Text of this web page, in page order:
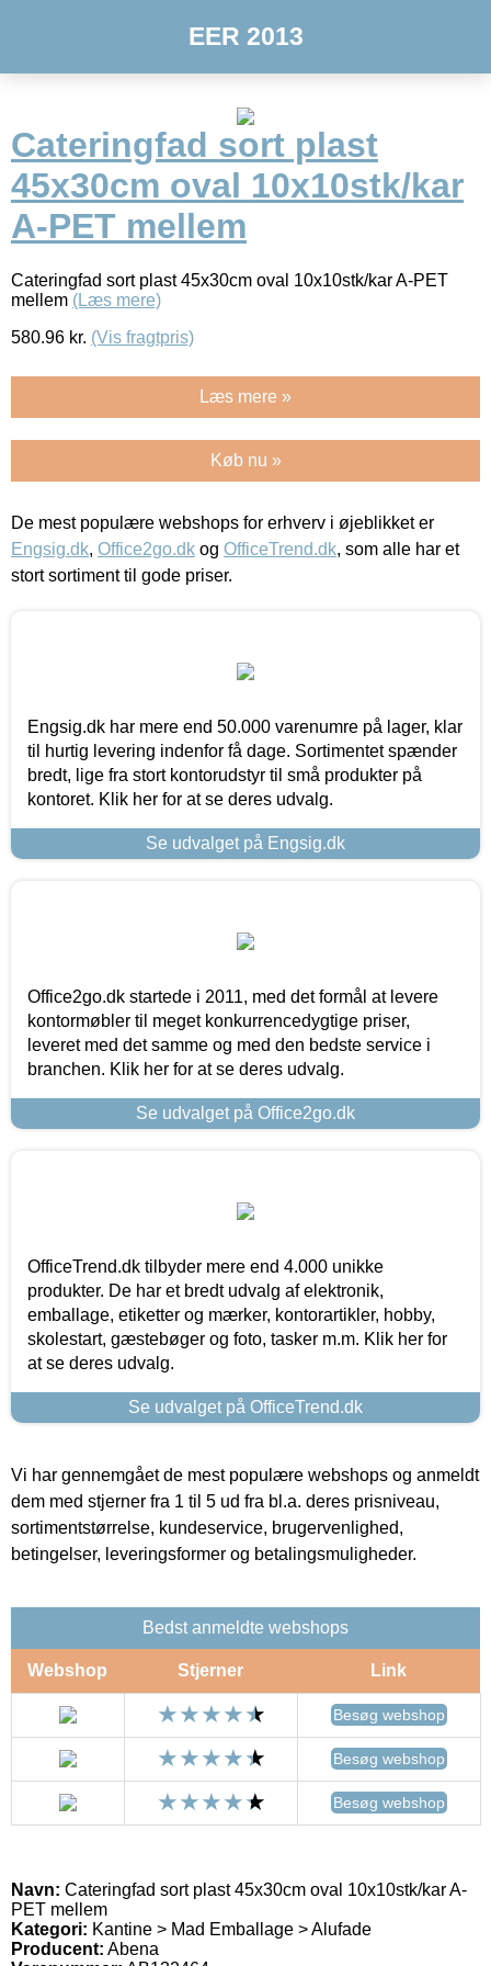
EER 2013
Cateringfad sort plast
45x30cm oval 10x10stk/kar
A-PET mellem
Cateringfad sort plast 45x30cm oval 10x10stk/kar A-PET
mellem (Læs mere)
580.96 kr. (Vis fragtpris)
Læs mere »
Køb nu »
De mest populære webshops for erhverv i øjeblikket er
Engsig.dk, Office2go.dk og OfficeTrend.dk, som alle har et
stort sortiment til gode priser.
Engsig.dk har mere end 50.000 varenumre på lager, klar
til hurtig levering indenfor få dage. Sortimentet spænder
bredt, lige fra stort kontorudstyr til små produkter på
kontoret. Klik her for at se deres udvalg.
Se udvalget på Engsig.dk
Office2go.dk startede i 2011, med det formål at levere
kontormøbler til meget konkurrencedygtige priser,
leveret med det samme og med den bedste service i
branchen. Klik her for at se deres udvalg.
Se udvalget på Office2go.dk
OfficeTrend.dk tilbyder mere end 4.000 unikke
produkter. De har et bredt udvalg af elektronik,
emballage, etiketter og mærker, kontorartikler, hobby,
skolestart, gæstebøger og foto, tasker m.m. Klik her for
at se deres udvalg.
Se udvalget på OfficeTrend.dk
Vi har gennemgået de mest populære webshops og anmeldt
dem med stjerner fra 1 til 5 ud fra bl.a. deres prisniveau,
sortimentstørrelse, kundeservice, brugervenlighed,
betingelser, leveringsformer og betalingsmuligheder.
Bedst anmeldte webshops
Webshop Stjerner Link
Besøg webshop
Besøg webshop
Besøg webshop
Navn: Cateringfad sort plast 45x30cm oval 10x10stk/kar A-
PET mellem
Kategori: Kantine > Mad Emballage > Alufade
Producent: Abena